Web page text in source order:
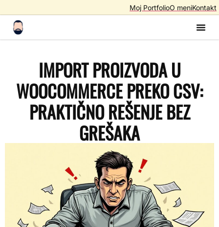
Moj PortfolioO meniKontakt
IMPORT PROIZVODA U
WOOCOMMERCE PREKO CSV:
PRAKTIČNO REŠENJE BEZ
GREŠAKA